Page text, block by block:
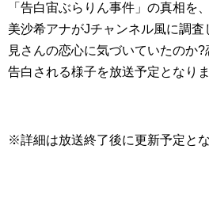
「告白宙ぶらりん事件」の真相を
美沙希アナがJチャンネル風に調
見さんの恋心に気づいていたのか
告白される様子を放送予定となりま
※詳細は放送終了後に更新予定とな